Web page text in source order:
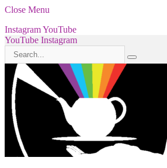
Close Menu
InstagramYouTube
YouTube Instagram